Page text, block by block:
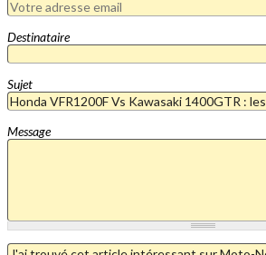
Destinataire
Sujet
Message